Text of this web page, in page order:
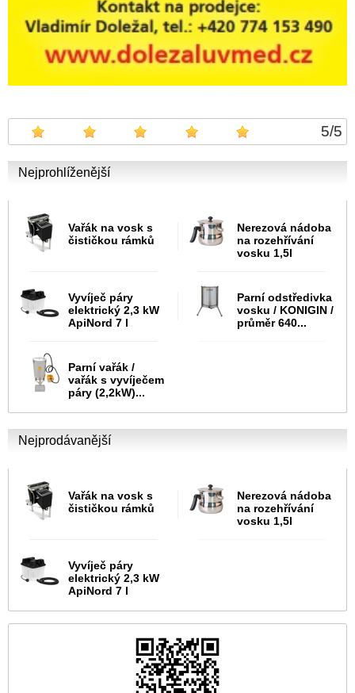
5/5
Nejprohlíženější
Vařák na vosk s
čističkou rámků
Nerezová nádoba
na rozehřívání
vosku 1,5l
Vyvíječ páry
elektrický 2,3 kW
ApiNord 7 l
Parní odstředivka
vosku / KONIGIN /
průměr 640...
Parní vařák /
vařák s vyvíječem
páry (2,2kW)...
Nejprodávanější
Vařák na vosk s
čističkou rámků
Nerezová nádoba
na rozehřívání
vosku 1,5l
Vyvíječ páry
elektrický 2,3 kW
ApiNord 7 l